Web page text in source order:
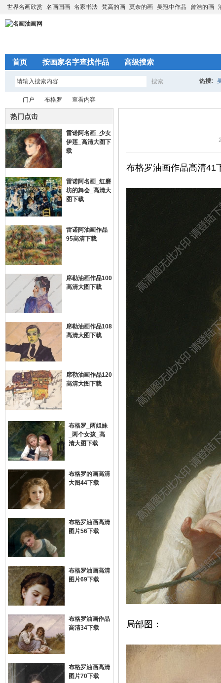
世界名画欣赏 名画国画 名家书法 梵高的画 莫奈的画 吴冠中作品 曾浩的画
首页 按画家名字查找作品 高级搜索
搜索 热搜:
名
画
油
画
网
›
门户
›
布格罗 查看内容
布格罗油画作品高清41
局部图：
热门点击
雷诺阿名画_少女
伊莲_高清大图下
载
雷诺阿名画_红磨
坊的舞会_高清大
图下载
雷诺阿油画作品
95高清下载
席勒油画作品100
高清大图下载
席勒油画作品108
高清大图下载
席勒油画作品120
高清大图下载
布格罗_两姐妹
_两个女孩_高
清大图下载
布格罗的画高清
大图44下载
布格罗油画高清
图片56下载
布格罗油画高清
图片69下载
布格罗油画作品
高清34下载
布格罗油画高清
图片70下载